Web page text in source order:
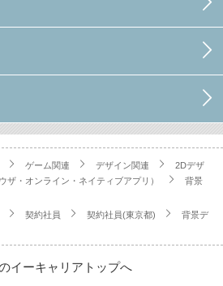
ゲーム関連 デザイン関連
2Dデザ
ザ・オンライン・ネイティブアプリ）
背景
契約社員 契約社員(東京都)
背景デ
イーキャリアトップへ